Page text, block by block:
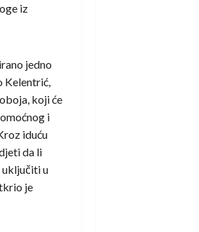
iz
jedno
Kelentrić,
koji će
i
iduću
da li
uključiti u
je